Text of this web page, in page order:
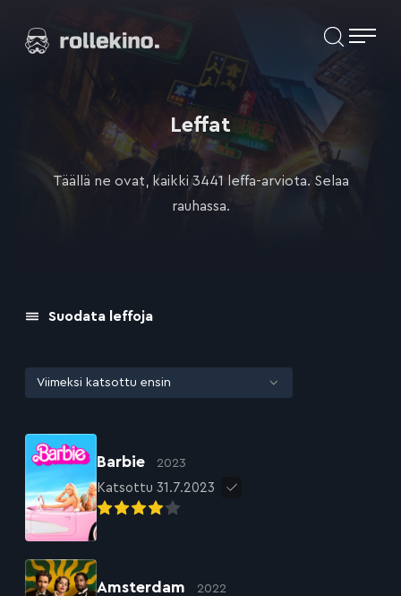
suoraan
Elokuvat ja elokuva-arviot | Rollekino.fi
Leffat
Täällä ne ovat, kaikki 3441 leffa-arviota. Selaa
rauhassa.
Suodata leffoja
Barbie 2023
Katsottu 31.7.2023
Amsterdam 2022